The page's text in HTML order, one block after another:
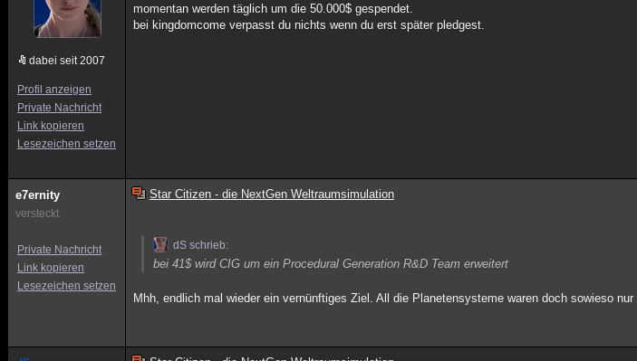
dabei seit 2007
Profil anzeigen
Private Nachricht
Link kopieren
Lesezeichen setzen
momentan werden täglich um die 50.000$ gespendet.
bei kingdomcome verpasst du nichts wenn du erst später pledgest.
e7ernity
versteckt
Private Nachricht
Link kopieren
Lesezeichen setzen
Star Citizen - die NextGen Weltraumsimulation
dS schrieb:
bei 41$ wird CIG um ein Procedural Generation R&D Team erweitert
Mhh, endlich mal wieder ein vernünftiges Ziel. All die Planetensysteme waren doch sowieso